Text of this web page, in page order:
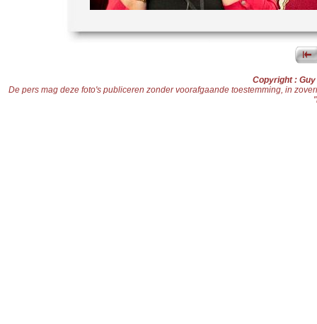
Copyright :
De pers mag deze foto's publiceren zonder voorafgaande toestemming, in